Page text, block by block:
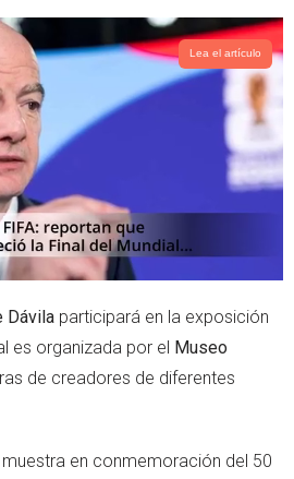
Lea el artículo
Dávila participará en la exposición
es organizada por el Museo
de creadores de diferentes
en conmemoración del 50